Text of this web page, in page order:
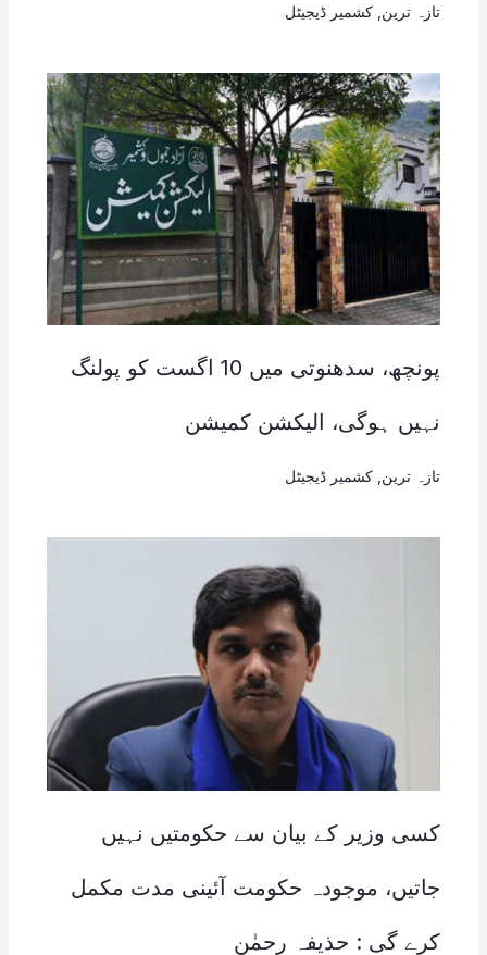
تازہ ترین کشمیر ڈیجیٹل
پونچھ، سدھنوتی میں 10 اگست کو پولنگ
نہیں ہوگی، الیکشن کمیشن
تازہ ترین کشمیر ڈیجیٹل
کسی وزیر کے بیان سے حکومتیں نہیں
جاتیں، موجودہ حکومت آئینی مدت مکمل
کرے گی : حذیفہ رحمٰن